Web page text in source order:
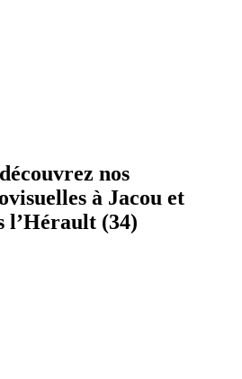
nos
à Jacou et
l’Hérault (34)